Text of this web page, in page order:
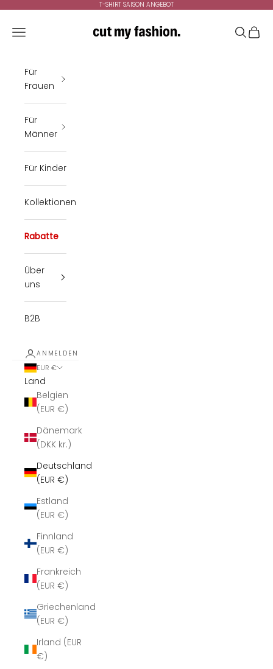
T-SHIRT SAISON ANGEBOT
cutmyfashion
Menü Suchen
Für
Frauen
Für
Männer
Für Kinder
Kollektionen
Rabatte
Über
uns
B2B
ANMELDEN
EUR €
Land
Belgien
(EUR €)
Dänemark
(DKK kr.)
Deutschland
(EUR €)
Estland
(EUR €)
Finnland
(EUR €)
Frankreich
(EUR €)
Griechenland
(EUR €)
Irland (EUR
€)